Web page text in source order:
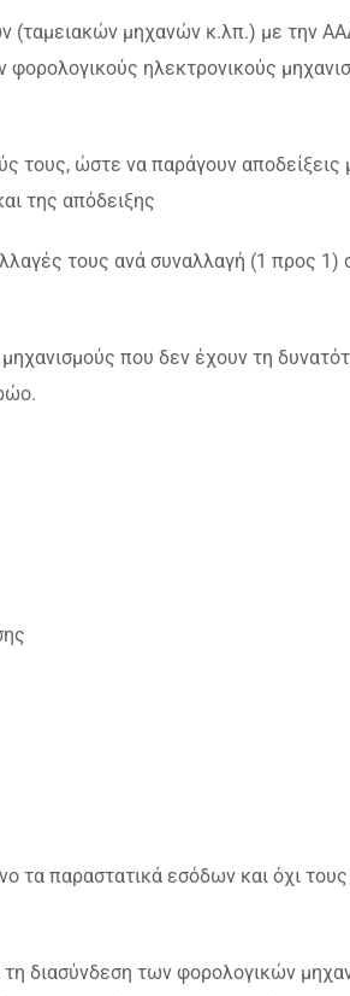
(ταμειακών μηχανών κ.λπ.) με την
φορολογικούς ηλεκτρονικούς
ώστε να παράγουν
της απόδειξης
τους ανά συναλλαγή (1 προς 1)
που δεν έχουν τη
τα παραστατικά εσόδων και όχι τους
διασύνδεση των φορολογικών